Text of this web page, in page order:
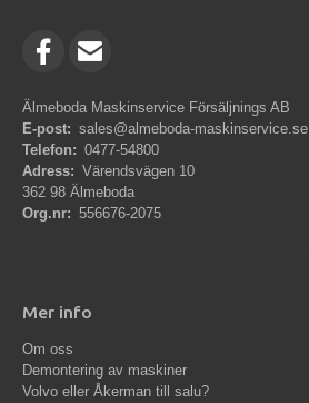
Älmeboda Maskinservice Försäljnings AB
E-post: sales@almeboda-maskinservice.se
Telefon: 0477-54800
Adress: Värendsvägen 10
362 98 Älmeboda
Org.nr: 556676-2075
Mer info
Om oss
Demontering av maskiner
Volvo eller Åkerman till salu?